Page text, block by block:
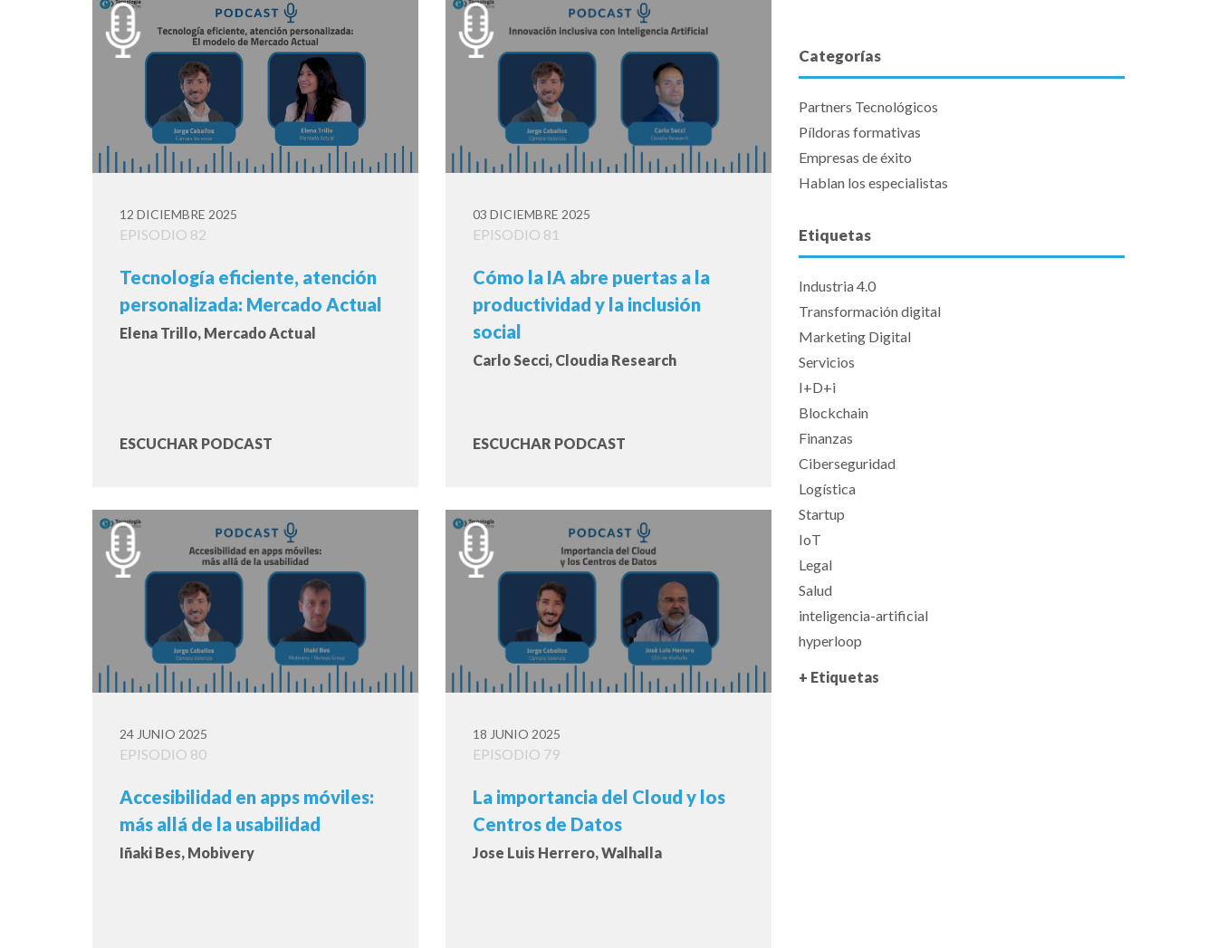
12 DICIEMBRE 2025
EPISODIO 82
Tecnología eficiente, atención
personalizada: Mercado Actual
Elena Trillo, Mercado Actual
ESCUCHAR PODCAST
03 DICIEMBRE 2025
EPISODIO 81
Cómo la IA abre puertas a la
productividad y la inclusión
social
Carlo Secci, Cloudia Research
ESCUCHAR PODCAST
24 JUNIO 2025
EPISODIO 80
Accesibilidad en apps móviles:
más allá de la usabilidad
Iñaki Bes, Mobivery
18 JUNIO 2025
EPISODIO 79
La importancia del Cloud y los
Centros de Datos
Jose Luis Herrero, Walhalla
Categorías
Partners Tecnológicos
Píldoras formativas
Empresas de éxito
Hablan los especialistas
Etiquetas
Industria 4.0
Transformación digital
Marketing Digital
Servicios
I+D+i
Blockchain
Finanzas
Ciberseguridad
Logística
Startup
IoT
Legal
Salud
inteligencia-artificial
hyperloop
+ Etiquetas